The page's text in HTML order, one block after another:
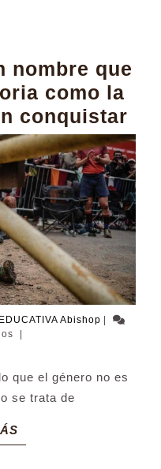
nombre que
como la
conquistar
un
a
la
AbishopPARTE
que el género no es
se trata de
MÁS